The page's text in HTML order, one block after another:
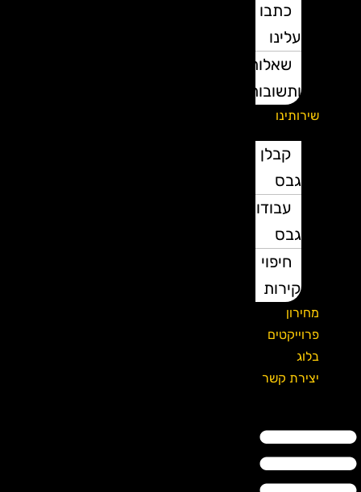
כתבו
עלינו
שאלות
ותשובות
שירותינו
קבלן
גבס
עבודות
גבס
חיפוי
קירות
מחירון
פרוייקטים
בלוג
יצירת קשר